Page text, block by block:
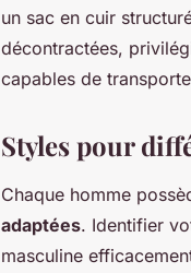
un sac en cuir
décontractées,
capables de
Styles pour
Chaque homme
adaptées. Identifier
masculine